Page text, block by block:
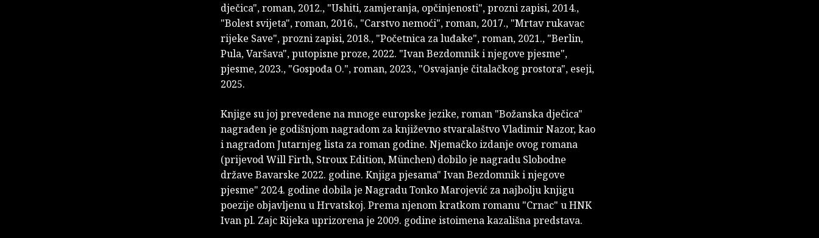
dječica", roman, 2012., "Ushiti, zamjeranja, opčinjenosti", prozni zapisi, 2014.,
"Bolest svijeta", roman, 2016., "Carstvo nemoći", roman, 2017., "Mrtav rukavac
rijeke Save", prozni zapisi, 2018., "Početnica za luđake", roman, 2021., "Berlin,
Pula, Varšava", putopisne proze, 2022. "Ivan Bezdomnik i njegove pjesme",
pjesme, 2023., "Gospođa O.", roman, 2023., "Osvajanje čitalačkog prostora", eseji,
2025.
Knjige su joj prevedene na mnoge europske jezike, roman "Božanska dječica"
nagrađen je godišnjom nagradom za književno stvaralaštvo Vladimir Nazor, kao
i nagradom Jutarnjeg lista za roman godine. Njemačko izdanje ovog romana
(prijevod Will Firth, Stroux Edition, München) dobilo je nagradu Slobodne
države Bavarske 2022. godine. Knjiga pjesama" Ivan Bezdomnik i njegove
pjesme" 2024. godine dobila je Nagradu Tonko Marojević za najbolju knjigu
poezije objavljenu u Hrvatskoj. Prema njenom kratkom romanu "Crnac" u HNK
Ivan pl. Zajc Rijeka uprizorena je 2009. godine istoimena kazališna predstava.